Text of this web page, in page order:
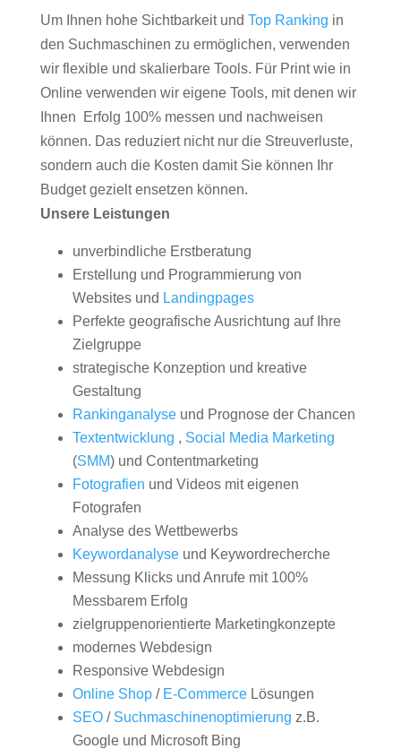
Um Ihnen hohe Sichtbarkeit und Top Ranking in
den Suchmaschinen zu ermöglichen, verwenden
wir flexible und skalierbare Tools. Für Print wie in
Online verwenden wir eigene Tools, mit denen wir
Ihnen Erfolg 100% messen und nachweisen
können. Das reduziert nicht nur die Streuverluste,
sondern auch die Kosten damit Sie können Ihr
Budget gezielt ensetzen können.
Unsere Leistungen
unverbindliche Erstberatung
Erstellung und Programmierung von
Websites und Landingpages
Perfekte geografische Ausrichtung auf Ihre
Zielgruppe
strategische Konzeption und kreative
Gestaltung
Rankinganalyseund Prognose der Chancen
Textentwicklung , Social Media Marketing
(SMM) und Contentmarketing
Fotografien und Videos mit eigenen
Fotografen
Analyse des Wettbewerbs
Keywordanalyseund Keywordrecherche
Messung Klicks und Anrufe mit 100%
Messbarem Erfolg
zielgruppenorientierte Marketingkonzepte
modernes Webdesign
Responsive Webdesign
Online Shop/ E-CommerceLösungen
SEO/ Suchmaschinenoptimierung z.B.
Google und Microsoft Bing